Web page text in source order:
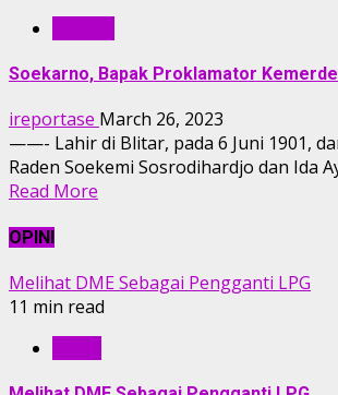
Soekarno, Bapak Proklamator
ireportase March 26, 2023
——- Lahir di Blitar, pada 6 Juni 1901,
Raden Soekemi Sosrodihardjo dan Ida
Read More
OPINI
Melihat DME Sebagai Pengganti LPG
11 min read